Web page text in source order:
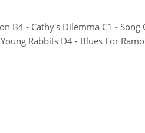
B4 - Cathy's Dilemma C1 -
Rabbits D4 - Blues For